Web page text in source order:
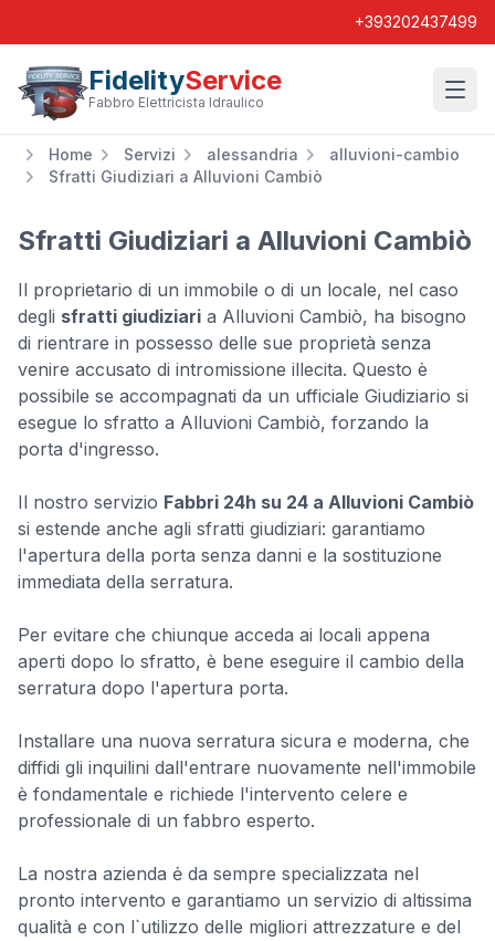
+393202437499
FidelityService
Fabbro Elettricista Idraulico
Home Servizi alessandria
alluvioni-cambio
Sfratti Giudiziari a Alluvioni Cambiò
Sfratti Giudiziari a Alluvioni Cambiò
Il proprietario di un immobile o di un locale, nel caso
degli sfratti giudiziari a Alluvioni Cambiò, ha bisogno
di rientrare in possesso delle sue proprietà senza
venire accusato di intromissione illecita. Questo è
possibile se accompagnati da un ufficiale Giudiziario si
esegue lo sfratto a Alluvioni Cambiò, forzando la
porta d'ingresso.
Il nostro servizio Fabbri 24h su 24 a Alluvioni Cambiò
si estende anche agli sfratti giudiziari: garantiamo
l'apertura della porta senza danni e la sostituzione
immediata della serratura.
Per evitare che chiunque acceda ai locali appena
aperti dopo lo sfratto, è bene eseguire il cambio della
serratura dopo l'apertura porta.
Installare una nuova serratura sicura e moderna, che
diffidi gli inquilini dall'entrare nuovamente nell'immobile
è fondamentale e richiede l'intervento celere e
professionale di un fabbro esperto.
La nostra azienda ė da sempre specializzata nel
pronto intervento e garantiamo un servizio di altissima
qualità e con l`utilizzo delle migliori attrezzature e del